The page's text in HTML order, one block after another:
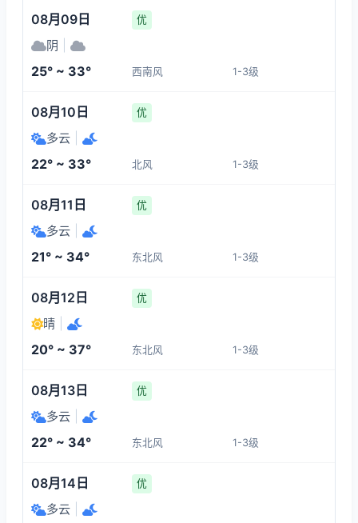
25°
1-3
12:00
28°
1-3
06:00 08:00
24°
1-3 1-3
16:00
32°
17:00
1-3
08月09日 优
阴
25° ~ 33° 西南风 1-3级
08月10日 优
多云
22° ~ 33° 北风 1-3级
08月11日 优
多云
21° ~ 34° 东北风 1-3级
08月12日 优
晴
20° ~ 37° 东北风 1-3级
08月13日 优
多云
22° ~ 34° 东北风 1-3级
08月14日 优
多云